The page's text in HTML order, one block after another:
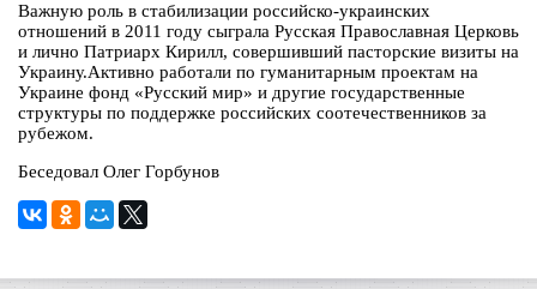
Важную роль в стабилизации российско-украинских
отношений в 2011 году сыграла Русская Православная Церковь
и лично Патриарх Кирилл, совершивший пасторские визиты на
Украину.Активно работали по гуманитарным проектам на
Украине фонд «Русский мир» и другие государственные
структуры по поддержке российских соотечественников за
рубежом.
Беседовал Олег Горбунов